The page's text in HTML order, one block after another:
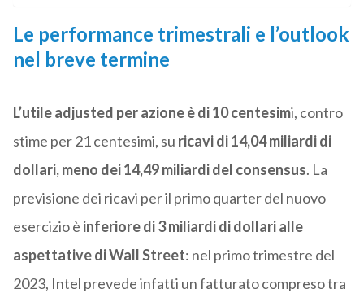
Le performance trimestrali e l’outlook
nel breve termine
L’utile adjusted per azione è di 10 centesimi, contro
stime per 21 centesimi, su ricavi di 14,04 miliardi di
dollari, meno dei 14,49 miliardi del consensus. La
previsione dei ricavi per il primo quarter del nuovo
esercizio è inferiore di 3 miliardi di dollari alle
aspettative di Wall Street: nel primo trimestre del
2023, Intel prevede infatti un fatturato compreso tra